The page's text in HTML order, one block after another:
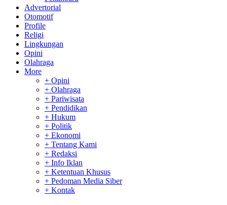
Advertorial
Otomotif
Profile
Religi
Lingkungan
Opini
Olahraga
More
+ Opini
+ Olahraga
+ Pariwisata
+ Pendidikan
+ Hukum
+ Politik
+ Ekonomi
+ Tentang Kami
+ Redaksi
+ Info Iklan
+ Ketentuan Khusus
+ Pedoman Media Siber
+ Kontak